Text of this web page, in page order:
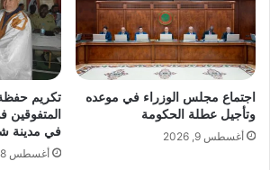
اجتماع مجلس الوزراء في موعده
وتأجيل عطلة الحكومة
أغسطس 9, 2026
تكريم
المتفوقين
في مدينة
أغسطس 8, 2026